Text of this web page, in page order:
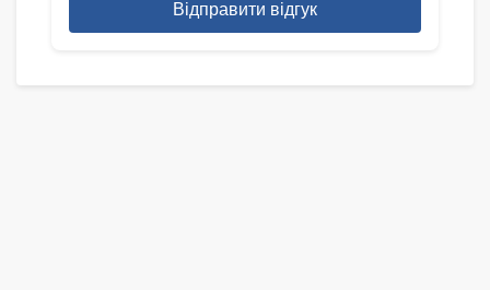
Відправити відгук